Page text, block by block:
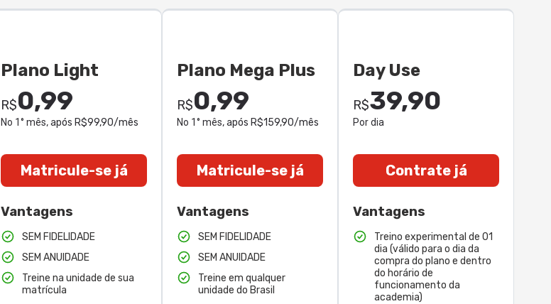
Plano Light
R$0,99
No 1° mês, após R$99,90/mês
Matricule-se já
Vantagens
SEM FIDELIDADE
SEM ANUIDADE
Treine na unidade de sua
matrícula
Plano Mega Plus
R$0,99
No 1° mês, após R$159,90/mês
Matricule-se já
Vantagens
SEM FIDELIDADE
SEM ANUIDADE
Treine em qualquer
unidade do Brasil
Day Use
R$39,90
Por dia
Contrate já
Vantagens
Treino experimental de 01
dia (válido para o dia da
compra do plano e dentro
do horário de
funcionamento da
academia)